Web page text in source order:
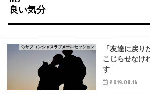
良い気分
◇サブコンシャスラブメールセッション
「友達に戻り
こじらせなけ
す
2019.08.16